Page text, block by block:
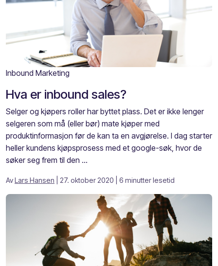
Inbound Marketing
Hva er inbound sales?
Selger og kjøpers roller har byttet plass. Det er ikke lenger
selgeren som må (eller bør) mate kjøper med
produktinformasjon før de kan ta en avgjørelse. I dag starter
heller kundens kjøpsprosess med et google-søk, hvor de
søker seg frem til den ...
AvLars Hansen | 27. oktober 2020 | 6 minutter lesetid